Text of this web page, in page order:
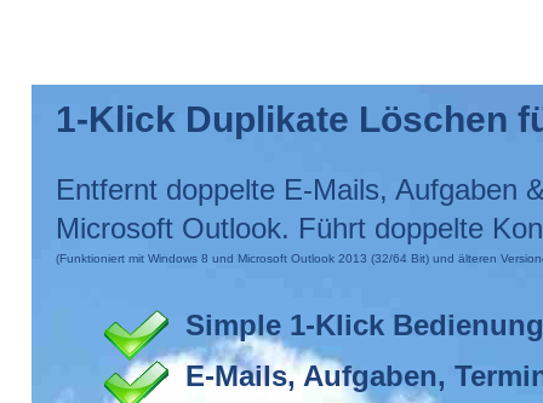
1-Klick Duplikate Löschen
Entfernt doppelte E-Mails, Aufgaben
Microsoft Outlook. Führt doppelte
(Funktioniert mit Windows 8 und Microsoft Outlook 2013 (32/64 Bit) und älteren
Simple 1-Klick Bedienung
E-Mails, Aufgaben,